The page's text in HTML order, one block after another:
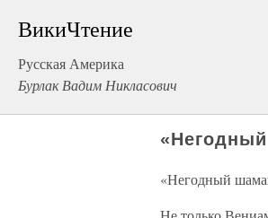
ВикиЧтение
Русская Америка
Бурлак Вадим Никласович
«Негодный